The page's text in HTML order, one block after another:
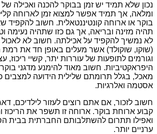
נכון שלא תמיד יש זמן בבוקר להכנה ואכילה
ומלאה, אך תמיד אפשר למצוא זמן לארוחה
בוקר או ארוחה קונטיננטאלית. חשוב להקפיד
תהיה מזינה ובריאה, אך גם כזו שתהיה נעימה
לא נמשיך להקפיד על אכילתה. חשוב לא לאכול
(שוקו, שוקולד) אשר מעלים באופן חד את
וגורמים לתופעות של עוררות יתר, קשיי ריכוז,
היפראקטיביות. חשוב מאוד להימנע מדגני
מאכל, בגלל תרומתם שלילית הידועה למצבים
אסטמה ואלרגיות.
חשוב לזכור, אם אתם רוצים לעזור לילדיכם,
קבוע ארוחת בוקר. ארוחה זו תשפר את הריכוז
ואפילו תתרום להשתלבותם החברתית בבית
ערניים יותר.